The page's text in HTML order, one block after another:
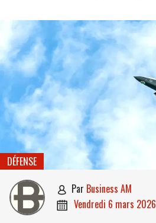
DÉFENSE
 par Business AM
 vendredi 6 mars 2026